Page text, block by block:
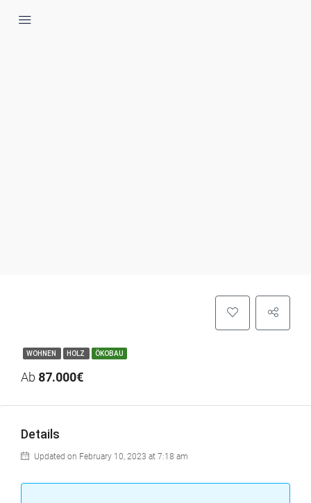
WOHNEN HOLZ ÖKOBAU
Ab 87.000€
Details
Updated on February 10, 2023 at 7:18 am